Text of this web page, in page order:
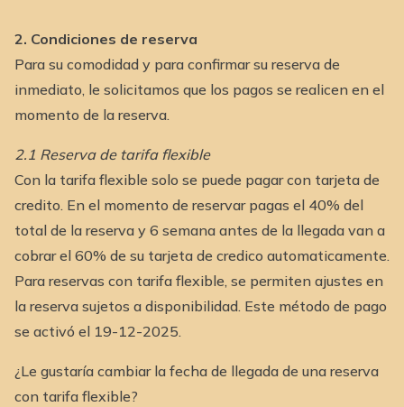
2. Condiciones de reserva
Para su comodidad y para confirmar su reserva de
inmediato, le solicitamos que los pagos se realicen en el
momento de la reserva.
2.1 Reserva de tarifa flexible
Con la tarifa flexible solo se puede pagar con tarjeta de
credito. En el momento de reservar pagas el 40% del
total de la reserva y 6 semana antes de la llegada van a
cobrar el 60% de su tarjeta de credico automaticamente.
Para reservas con tarifa flexible, se permiten ajustes en
la reserva sujetos a disponibilidad. Este método de pago
se activó el 19-12-2025.
¿Le gustaría cambiar la fecha de llegada de una reserva
con tarifa flexible?